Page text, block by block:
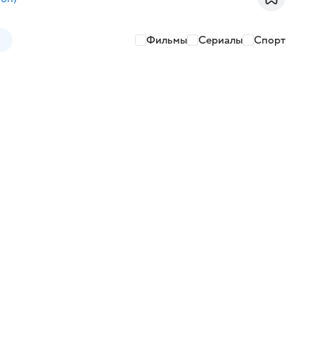
Фильмы Сериалы Спорт